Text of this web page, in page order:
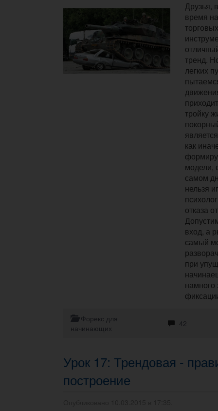
Друзья,
время
торговых
тренд.
легких
тройку
как
модели,
самом
нельзя
отказа
вход, а
самый
при
Форекс для
начинающих
42
Урок 17: Трендовая -
построение